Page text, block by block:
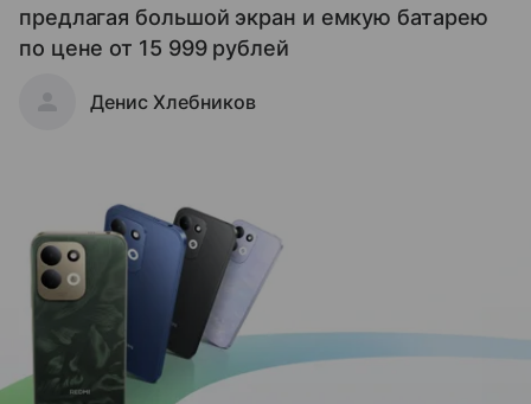
предлагая большой экран и емкую батарею
по цене от 15 999 рублей
Денис Хлебников